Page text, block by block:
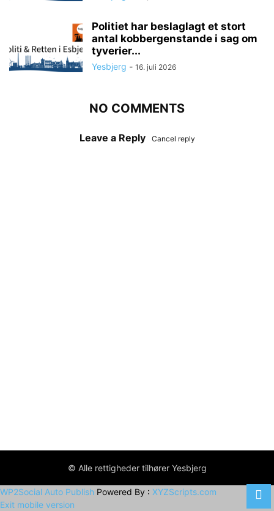
Politiet har beslaglagt et stort
antal kobbergenstande i sag om
tyverier...
Yesbjerg - 16. juli 2026
NO COMMENTS
Leave a Reply Cancel reply
© Alle rettigheder tilhører Yesbjerg
WP2Social Auto Publish Powered By : XYZScripts.com
Exit mobile version